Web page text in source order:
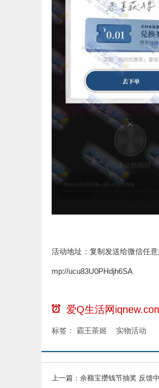
活动地址：复制发送给微信任
mp://ucu83U0PHdjh6SA
爱Q生活网
标签： 霸王茶姬 实物活动
上一篇： 余额宝攒钱节抽奖 反馈